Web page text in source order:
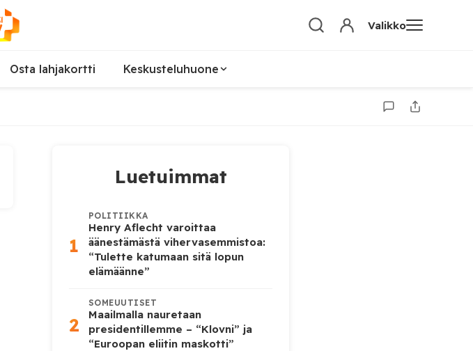
Valikko
Osta lahjakortti Keskusteluhuone
Luetuimmat
1
POLITIIKKA
Henry Aflecht varoittaa
äänestämästä vihervasemmistoa:
“Tulette katumaan sitä lopun
elämäänne”
2
SOMEUUTISET
Maailmalla nauretaan
presidentillemme – “Klovni” ja
“Euroopan eliitin maskotti”